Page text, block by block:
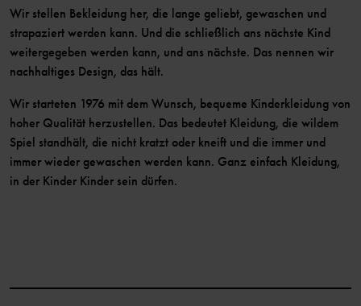
Wir stellen Bekleidung her, die lange geliebt, gewaschen und
strapaziert werden kann. Und die schließlich ans nächste Kind
weitergegeben werden kann, und ans nächste. Das nennen wir
nachhaltiges Design, das hält.
Wir starteten 1976 mit dem Wunsch, bequeme Kinderkleidung von
hoher Qualität herzustellen. Das bedeutet Kleidung, die wildem
Spiel standhält, die nicht kratzt oder kneift und die immer und
immer wieder gewaschen werden kann. Ganz einfach Kleidung,
in der Kinder Kinder sein dürfen.